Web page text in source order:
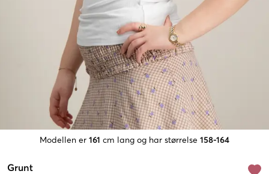
Modellen er 161 cm lang og har størrelse 158-164
Grunt